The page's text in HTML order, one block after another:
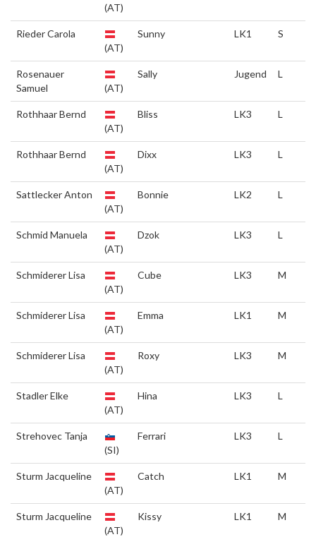
(AT)
Rieder Carola
(AT)
Sunny LK1 S
Rosenauer
Samuel
(AT)
Sally Jugend L
Rothhaar Bernd
(AT)
Bliss LK3 L
Rothhaar Bernd
(AT)
Dixx LK3 L
Sattlecker Anton
(AT)
Bonnie LK2 L
Schmid Manuela
(AT)
Dzok LK3 L
Schmiderer Lisa
(AT)
Cube LK3 M
Schmiderer Lisa
(AT)
Emma LK1 M
Schmiderer Lisa
(AT)
Roxy LK3 M
Stadler Elke
(AT)
Hina LK3 L
Strehovec Tanja
(SI)
Ferrari LK3 L
Sturm Jacqueline
(AT)
Catch LK1 M
Sturm Jacqueline
(AT)
Kissy LK1 M